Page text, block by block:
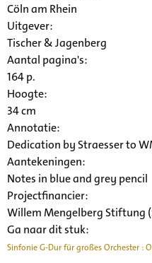
Cöln am Rhein
Uitgever:
Tischer & Jagenberg
Aantal pagina's:
164 p.
Hoogte:
34 cm
Annotatie:
Dedication by Straesser to
Aantekeningen:
Notes in blue and grey pencil
Projectfinancier:
Willem Mengelberg Stiftung
Ga naar dit stuk:
Sinfonie G-Dur für großes Orchester :